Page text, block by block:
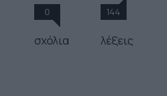
0
σχόλια
144
λέξεις